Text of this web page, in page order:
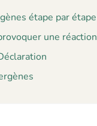
étape par étape
une réaction